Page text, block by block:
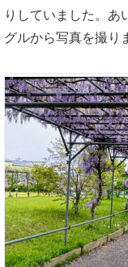
りしていました。あ
グルから写真を撮り